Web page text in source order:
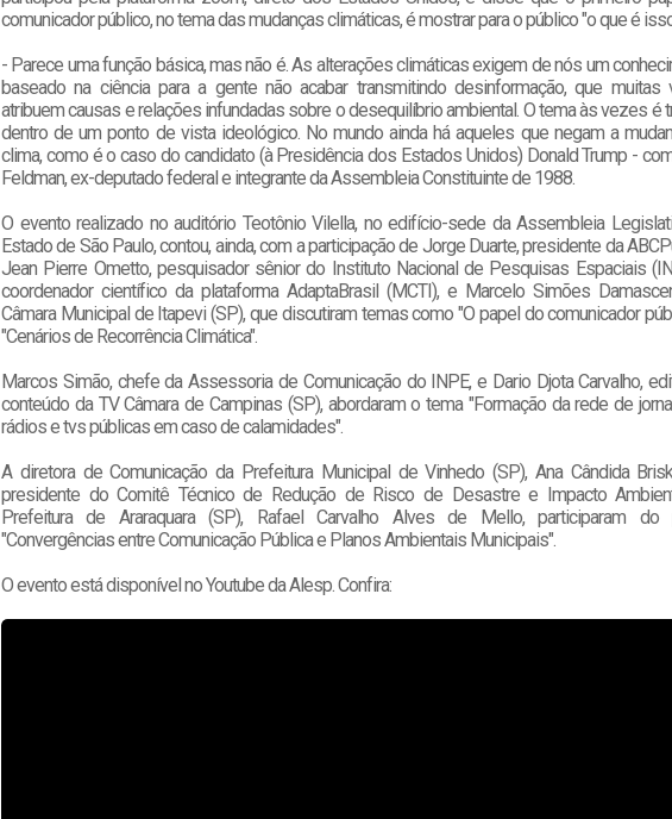
comunicador público, no tema das mudanças climáticas, é mostrar para o público "o que é
- Parece uma função básica, mas não é. As alterações climáticas exigem de nós um
baseado na ciência para a gente não acabar transmitindo desinformação, que muitas
atribuem causas e relações infundadas sobre o desequilíbrio ambiental. O tema às vezes é
dentro de um ponto de vista ideológico. No mundo ainda há aqueles que negam a
clima, como é o caso do candidato (à Presidência dos Estados Unidos) Donald Trump -
Feldman, ex-deputado federal e integrante da Assembleia Constituinte de 1988.
O evento realizado no auditório Teotônio Vilella, no edifício-sede da Assembleia
Estado de São Paulo, contou, ainda, com a participação de Jorge Duarte, presidente da
Jean Pierre Ometto, pesquisador sênior do Instituto Nacional de Pesquisas Espaciais
coordenador científico da plataforma AdaptaBrasil (MCTI), e Marcelo Simões
Câmara Municipal de Itapevi (SP), que discutiram temas como "O papel do comunicador
"Cenários de Recorrência Climática".
Marcos Simão, chefe da Assessoria de Comunicação do INPE, e Dario Djota Carvalho,
conteúdo da TV Câmara de Campinas (SP), abordaram o tema "Formação da rede de
rádios e tvs públicas em caso de calamidades".
A diretora de Comunicação da Prefeitura Municipal de Vinhedo (SP), Ana Cândida
presidente do Comitê Técnico de Redução de Risco de Desastre e Impacto
Prefeitura de Araraquara (SP), Rafael Carvalho Alves de Mello, participaram do
"Convergências entre Comunicação Pública e Planos Ambientais Municipais".
O evento está disponível no Youtube da Alesp. Confira: